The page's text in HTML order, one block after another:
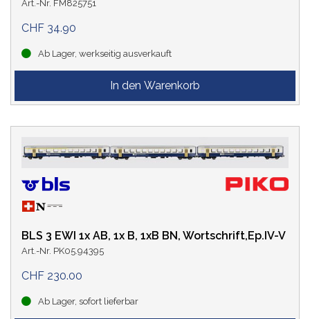
Art.-Nr. FM825751
CHF 34.90
Ab Lager, werkseitig ausverkauft
BLS 3 EWI 1x AB, 1x B, 1xB BN, Wortschrift,Ep.IV-V
Art.-Nr. PK05.94395
CHF 230.00
Ab Lager, sofort lieferbar